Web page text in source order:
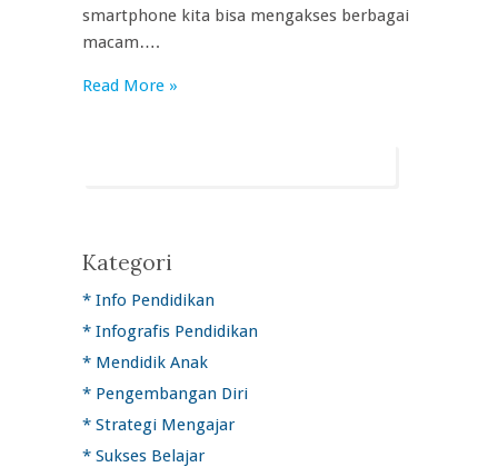
smartphone kita bisa mengakses berbagai
macam….
Read More »
Kategori
* Info Pendidikan
* Infografis Pendidikan
* Mendidik Anak
* Pengembangan Diri
* Strategi Mengajar
* Sukses Belajar